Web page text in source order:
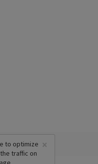
×
to optimize
traffic on